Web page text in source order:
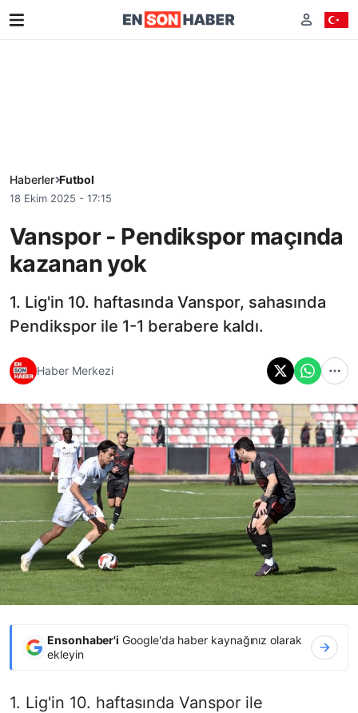
Haberler Futbol
18 Ekim 2025 - 17:15
Vanspor - Pendikspor maçında
kazanan yok
1. Lig'in 10. haftasında Vanspor, sahasında
Pendikspor ile 1-1 berabere kaldı.
Haber Merkezi
Ensonhaber'i Google'da haber kaynağınız olarak
ekleyin
1. Lig'in 10. haftasında Vanspor ile